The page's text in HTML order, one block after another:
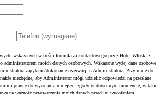
wskazanych w treści formularza kontaktowego przez Hotel Włoski z
moich danych osobowych. Wskazane wyżej dane osobowe
zapytanie/dokonanie rezerwacji u Administratora. Przyjmuje do
niezbędne, aby Administrator mógł udzielić odpowiedzi na przesłane
mi prawie do wycofania niniejszej zgody w dowolnym momencie, w takiej